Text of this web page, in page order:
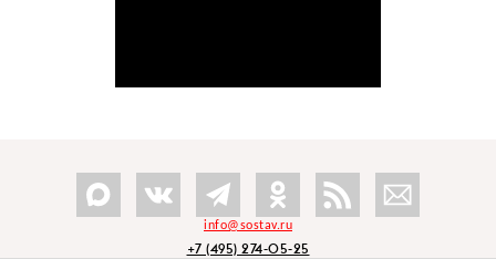
info@sostav.ru
+7 (495) 274-05-25